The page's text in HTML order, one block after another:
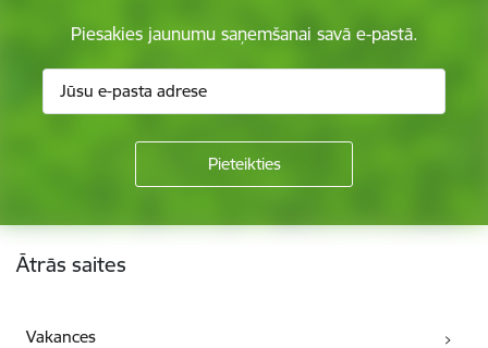
Piesakies jaunumu saņemšanai savā e-pastā.
Kājene
Ātrās saites
Vakances